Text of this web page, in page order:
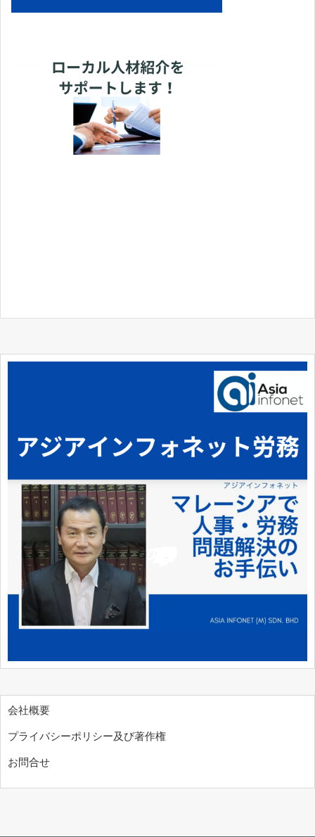
会社概要
プライバシーポリシー及び著作権
お問合せ